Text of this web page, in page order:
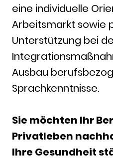
eine individuelle
Arbeitsmarkt sowie
Unterstützung bei
Ausbau
Sprachkenntnisse.
Sie möchten Ihr
Privatleben
Ihre Gesundheit